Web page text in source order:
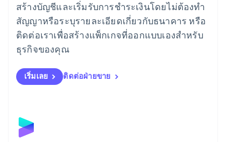
สร้างบัญชีและเริ่มรับการชำระเงินโดยไม่ต้องทำ
สัญญาหรือระบุรายละเอียดเกี่ยวกับธนาคาร หรือ
ติดต่อเราเพื่อสร้างแพ็กเกจที่ออกแบบเองสำหรับ
ธุรกิจของคุณ
เริ่มเลย ติดต่อฝ่ายขาย
English
ลิกเตนสไตน์
DeutschEnglish
ลิทัวเนีย
English
สเปน
สโลวาเกีย
English
Deutsch
สวีเดน